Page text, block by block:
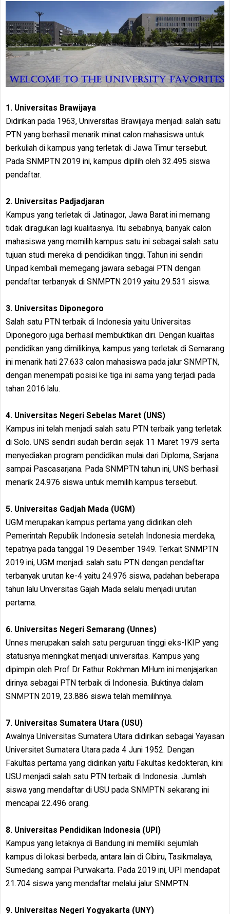
1. Universitas Brawijaya
Didirikan pada 1963, Universitas Brawijaya menjadi salah satu
PTN yang berhasil menarik minat calon mahasiswa untuk
berkuliah di kampus yang terletak di Jawa Timur tersebut.
Pada SNMPTN 2019 ini, kampus dipilih oleh 32.495 siswa
pendaftar.
2. Universitas Padjadjaran
Kampus yang terletak di Jatinagor, Jawa Barat ini memang
tidak diragukan lagi kualitasnya. Itu sebabnya, banyak calon
mahasiswa yang memilih kampus satu ini sebagai salah satu
tujuan studi mereka di pendidikan tinggi. Tahun ini sendiri
Unpad kembali memegang jawara sebagai PTN dengan
pendaftar terbanyak di SNMPTN 2019 yaitu 29.531 siswa.
3. Universitas Diponegoro
Salah satu PTN terbaik di Indonesia yaitu Universitas
Diponegoro juga berhasil membuktikan diri. Dengan kualitas
pendidikan yang dimilikinya, kampus yang terletak di Semarang
ini menarik hati 27.633 calon mahasiswa pada jalur SNMPTN,
dengan menempati posisi ke tiga ini sama yang terjadi pada
tahan 2016 lalu.
4. Universitas Negeri Sebelas Maret (UNS)
Kampus ini telah menjadi salah satu PTN terbaik yang terletak
di Solo. UNS sendiri sudah berdiri sejak 11 Maret 1979 serta
menyediakan program pendidikan mulai dari Diploma, Sarjana
sampai Pascasarjana. Pada SNMPTN tahun ini, UNS berhasil
menarik 24.976 siswa untuk memilih kampus tersebut.
5. Universitas Gadjah Mada (UGM)
UGM merupakan kampus pertama yang didirikan oleh
Pemerintah Republik Indonesia setelah Indonesia merdeka,
tepatnya pada tanggal 19 Desember 1949. Terkait SNMPTN
2019 ini, UGM menjadi salah satu PTN dengan pendaftar
terbanyak urutan ke-4 yaitu 24.976 siswa, padahan beberapa
tahun lalu Unversitas Gajah Mada selalu menjadi urutan
pertama.
6. Universitas Negeri Semarang (Unnes)
Unnes merupakan salah satu perguruan tinggi eks-IKIP yang
statusnya meningkat menjadi universitas. Kampus yang
dipimpin oleh Prof Dr Fathur Rokhman MHum ini menjajarkan
dirinya sebagai PTN terbaik di Indonesia. Buktinya dalam
SNMPTN 2019, 23.886 siswa telah memilihnya.
7. Universitas Sumatera Utara (USU)
Awalnya Universitas Sumatera Utara didirikan sebagai Yayasan
Universitet Sumatera Utara pada 4 Juni 1952. Dengan
Fakultas pertama yang didirikan yaitu Fakultas kedokteran, kini
USU menjadi salah satu PTN terbaik di Indonesia. Jumlah
siswa yang mendaftar di USU pada SNMPTN sekarang ini
mencapai 22.496 orang.
8. Universitas Pendidikan Indonesia (UPI)
Kampus yang letaknya di Bandung ini memiliki sejumlah
kampus di lokasi berbeda, antara lain di Cibiru, Tasikmalaya,
Sumedang sampai Purwakarta. Pada 2019 ini, UPI mendapat
21.704 siswa yang mendaftar melalui jalur SNMPTN.
9. Universitas Negeri Yogyakarta (UNY)